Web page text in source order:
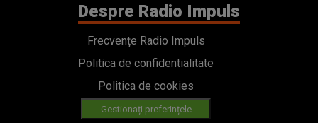
Despre Radio Impuls
Frecvențe Radio Impuls
Politica de confidentialitate
Politica de cookies
Gestionați preferințele